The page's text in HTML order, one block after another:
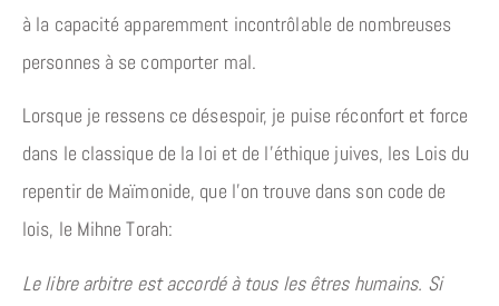
à la capacité apparemment incontrôlable de nombreuses
personnes à se comporter mal.
Lorsque je ressens ce désespoir, je puise réconfort et force
dans le classique de la loi et de l’éthique juives, les Lois du
repentir de Maïmonide, que l’on trouve dans son code de
lois, le Mihne Torah:
Le libre arbitre est accordé à tous les êtres humains. Si